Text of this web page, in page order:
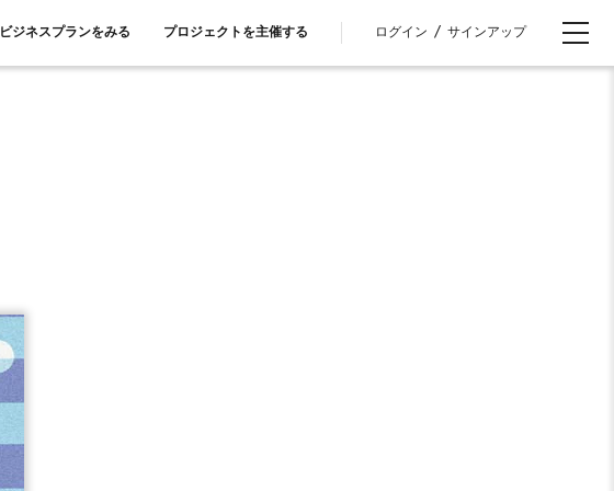
ビジネスプランをみる プロジェクトを主催する ログイン / サインアップ